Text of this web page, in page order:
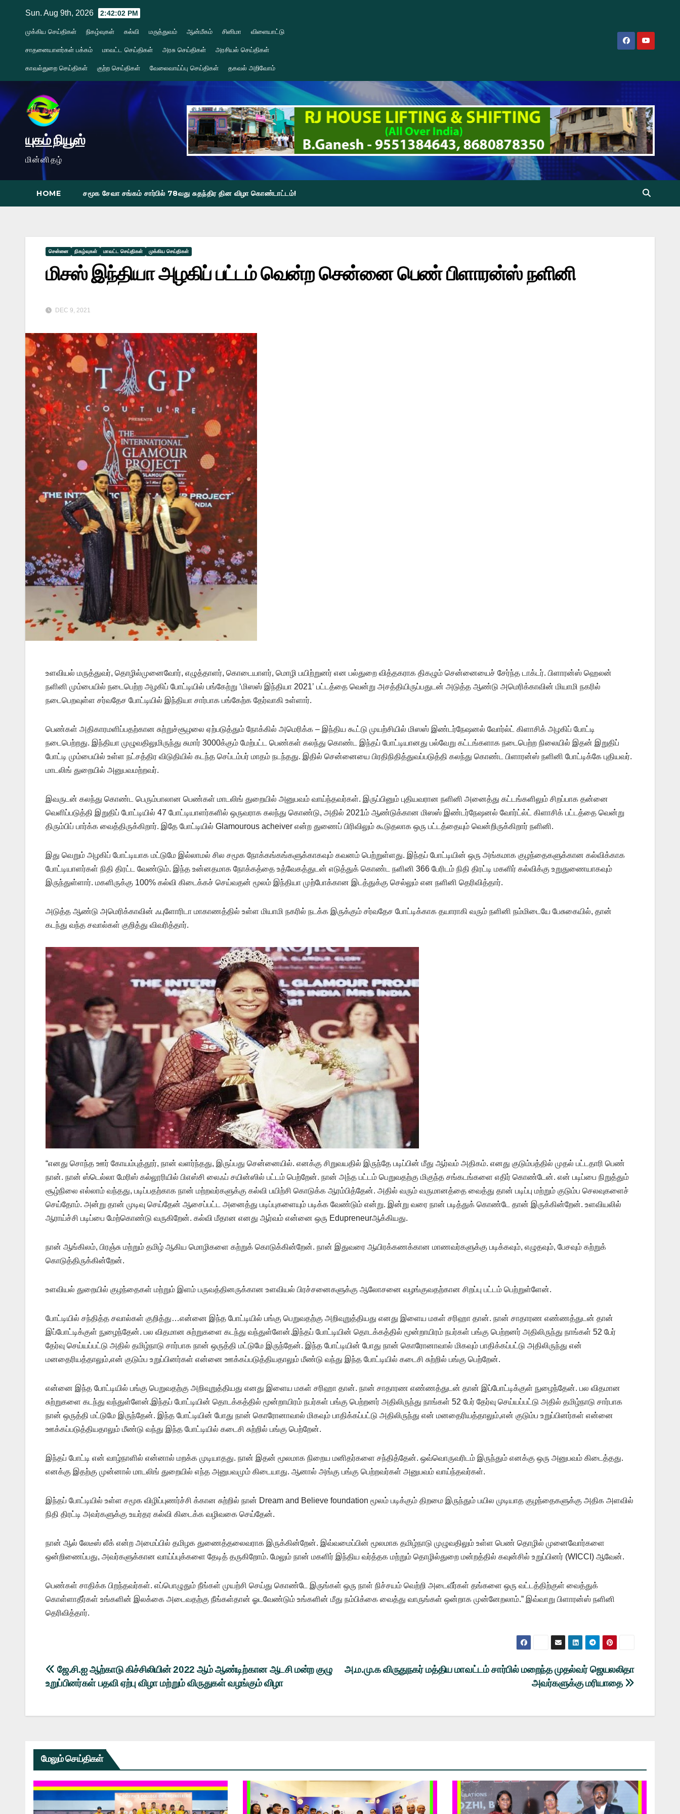
content
Sun. Aug 9th, 2026 2:42:03 PM
முக்கிய செய்திகள் நிகழ்வுகள் கல்வி மருத்துவம் ஆன்மீகம் சினிமா விளையாட்டு
சாதனையாளர்கள் பக்கம் மாவட்ட செய்திகள் அரசு செய்திகள் அரசியல் செய்திகள்
காவல்துறை செய்திகள் குற்ற செய்திகள் வேலைவாய்ப்பு செய்திகள் தகவல் அறிவோம்
யுகம் நியூஸ்
மின்னிதழ்
HOME சமூக சேவா சங்கம் சார்பில் 78வது சுதந்திர தின விழா கொண்டாட்டம்!
சென்னை நிகழ்வுகள் மாவட்ட செய்திகள் முக்கிய செய்திகள்
மிசஸ் இந்தியா அழகிப் பட்டம் வென்ற சென்னை பெண் பிளாரன்ஸ் நளினி
DEC 9, 2021
உளவியல் மருத்துவர், தொழில்முனைவோர், எழுத்தாளர், கொடையாளர், மொழி பயிற்றுனர் என பல்துறை வித்தகராக திகழும் சென்னையைச் சேர்ந்த டாக்டர். பிளாரன்ஸ் ஹெலன்
நளினி மும்பையில் நடைபெற்ற அழகிப் போட்டியில் பங்கேற்று ‘மிஸஸ் இந்தியா 2021’ பட்டத்தை வென்று அசத்தியிருப்பதுடன் அடுத்த ஆண்டு அமெரிக்காவின் மியாமி நகரில்
நடைபெறவுள்ள சர்வதேச போட்டியில் இந்தியா சார்பாக பங்கேற்க தேர்வாகி உள்ளார்.
பெண்கள் அதிகாரமளிப்பதற்கான சுற்றுச்சூழலை ஏற்படுத்தும் நோக்கில் அமெரிக்க – இந்திய கூட்டு முயற்சியில் மிஸஸ் இண்டர்நேஷனல் வோர்ல்ட் கிளாசிக் அழகிப் போட்டி
நடைபெற்றது. இந்தியா முழுவதிலுமிருந்து சுமார் 3000க்கும் மேற்பட்ட பெண்கள் கலந்து கொண்ட இந்தப் போட்டியானது பல்வேறு கட்டங்களாக நடைபெற்ற நிலையில் இதன் இறுதிப்
போட்டி மும்பையில் உள்ள நட்சத்திர விடுதியில் கடந்த செப்டம்பர் மாதம் நடந்தது. இதில் சென்னையை பிரதிநிதித்துவப்படுத்தி கலந்து கொண்ட பிளாரன்ஸ் நளினி போட்டிக்கே புதியவர்.
மாடலிங் துறையில் அனுபவமற்றவர்.
இவருடன் கலந்து கொண்ட பெரும்பாலான பெண்கள் மாடலிங் துறையில் அனுபவம் வாய்ந்தவர்கள். இருப்பினும் புதியவரான நளினி அனைத்து கட்டங்களிலும் சிறப்பாக தன்னை
வெளிப்படுத்தி இறுதிப் போட்டியில் 47 போட்டியாளர்களில் ஒருவராக கலந்து கொண்டு, அதில் 2021ம் ஆண்டுக்கான மிஸஸ் இண்டர்நேஷனல் வோர்ட்ல்ட் கிளாசிக் பட்டத்தை வென்று
திரும்பிப் பார்க்க வைத்திருக்கிறார். இதே போட்டியில் Glamourous acheiver என்ற துணைப் பிரிவிலும் கூடுதலாக ஒரு பட்டத்தையும் வென்றிருக்கிறார் நளினி.
இது வெறும் அழகிப் போட்டியாக மட்டுமே இல்லாமல் சில சமூக நோக்கங்கங்களுக்காகவும் கவனம் பெற்றுள்ளது. இந்தப் போட்டியின் ஒரு அங்கமாக குழந்தைகளுக்கான கல்விக்காக
போட்டியாளர்கள் நிதி திரட்ட வேண்டும். இந்த உன்னதமாக நோக்கத்தை உத்வேகத்துடன் எடுத்துக் கொண்ட நளினி 366 பேரிடம் நிதி திரட்டி மகளிர் கல்விக்கு உறுதுணையாகவும்
இருந்துள்ளார். மகளிருக்கு 100% கல்வி கிடைக்கச் செய்வதன் மூலம் இந்தியா முற்போக்கான இடத்துக்கு செல்லும் என நளினி தெரிவித்தார்.
அடுத்த ஆண்டு அமெரிக்காவின் ஃபுளோரிடா மாகாணத்தில் உள்ள மியாமி நகரில் நடக்க இருக்கும் சர்வதேச போட்டிக்காக தயாராகி வரும் நளினி நம்மிடையே பேசுகையில், தான்
கடந்து வந்த சவால்கள் குறித்து விவரித்தார்.
“எனது சொந்த ஊர் கோயம்புத்தூர், நான் வளர்ந்தது, இருப்பது சென்னையில். எனக்கு சிறுவயதில் இருந்தே படிப்பின் மீது ஆர்வம் அதிகம். எனது குடும்பத்தில் முதல் பட்டதாரி பெண்
நான். நான் ஸ்டெல்லா மேரிஸ் கல்லூரியில் பிஎஸ்சி லைஃப் சயின்ஸில் பட்டம் பெற்றேன். நான் அந்த பட்டம் பெறுவதற்கு மிகுந்த சங்கடங்களை எதிர் கொண்டேன். என் படிப்பை நிறுத்தும்
சூழ்நிலை எல்லாம் வந்தது, படிப்பதற்காக நான் மற்றவர்களுக்கு கல்வி பயிற்சி கொடுக்க ஆரம்பித்தேன். அதில் வரும் வருமானத்தை வைத்து தான் படிப்பு மற்றும் குடும்ப செலவுகளைச்
செய்தோம். அன்று தான் முடிவு செய்தேன் ஆசைப்பட்ட அனைத்து படிப்புகளையும் படிக்க வேண்டும் என்று. இன்று வரை நான் படித்துக் கொண்டே தான் இருக்கின்றேன். உளவியலில்
ஆராய்ச்சி படிப்பை மேற்கொண்டு வருகிறேன். கல்வி மீதான எனது ஆர்வம் என்னை ஒரு Edupreneurஆக்கியது.
நான் ஆங்கிலம், பிரஞ்சு மற்றும் தமிழ் ஆகிய மொழிகளை கற்றுக் கொடுக்கின்றேன். நான் இதுவரை ஆயிரக்கணக்கான மாணவர்களுக்கு படிக்கவும், எழுதவும், பேசவும் கற்றுக்
கொடுத்திருக்கின்றேன்.
உளவியல் துறையில் குழந்தைகள் மற்றும் இளம் பருவத்தினருக்கான உளவியல் பிரச்சனைகளுக்கு ஆலோசனை வழங்குவதற்கான சிறப்பு பட்டம் பெற்றுள்ளேன்.
போட்டியில் சந்தித்த சவால்கள் குறித்து…என்னை இந்த போட்டியில் பங்கு பெறுவதற்கு அறிவுறுத்தியது எனது இளைய மகள் சரிஹா தான். நான் சாதாரண எண்ணத்துடன் தான்
இப்போட்டிக்குள் நுழைந்தேன். பல விதமான சுற்றுகளை கடந்து வந்துள்ளேன்.இந்தப் போட்டியின் தொடக்கத்தில் மூன்றாயிரம் நபர்கள் பங்கு பெற்றனர் அதிலிருந்து நாங்கள் 52 பேர்
தேர்வு செய்யப்பட்டு அதில் தமிழ்நாடு சார்பாக நான் ஒருத்தி மட்டுமே இருந்தேன். இந்த போட்டியின் போது நான் கொரோனாவால் மிகவும் பாதிக்கப்பட்டு அதிலிருந்து என்
மனதைரியத்தாலும்,என் குடும்ப உறுப்பினர்கள் என்னை ஊக்கப்படுத்தியதாலும் மீண்டு வந்து இந்த போட்டியில் கடைசி சுற்றில் பங்கு பெற்றேன்.
என்னை இந்த போட்டியில் பங்கு பெறுவதற்கு அறிவுறுத்தியது எனது இளைய மகள் சரிஹா தான். நான் சாதாரண எண்ணத்துடன் தான் இப்போட்டிக்குள் நுழைந்தேன். பல விதமான
சுற்றுகளை கடந்து வந்துள்ளேன்.இந்தப் போட்டியின் தொடக்கத்தில் மூன்றாயிரம் நபர்கள் பங்கு பெற்றனர் அதிலிருந்து நாங்கள் 52 பேர் தேர்வு செய்யப்பட்டு அதில் தமிழ்நாடு சார்பாக
நான் ஒருத்தி மட்டுமே இருந்தேன். இந்த போட்டியின் போது நான் கொரோனாவால் மிகவும் பாதிக்கப்பட்டு அதிலிருந்து என் மனதைரியத்தாலும்,என் குடும்ப உறுப்பினர்கள் என்னை
ஊக்கப்படுத்தியதாலும் மீண்டு வந்து இந்த போட்டியில் கடைசி சுற்றில் பங்கு பெற்றேன்.
இந்தப் போட்டி என் வாழ்நாளில் என்னால் மறக்க முடியாதது. நான் இதன் மூலமாக நிறைய மனிதர்களை சந்தித்தேன். ஒவ்வொருவரிடம் இருந்தும் எனக்கு ஒரு அனுபவம் கிடைத்தது.
எனக்கு இதற்கு முன்னால் மாடலிங் துறையில் எந்த அனுபவமும் கிடையாது. ஆனால் அங்கு பங்கு பெற்றவர்கள் அனுபவம் வாய்ந்தவர்கள்.
இந்தப் போட்டியில் உள்ள சமூக விழிப்புணர்ச்சி க்கான சுற்றில் நான் Dream and Believe foundation மூலம் படிக்கும் திறமை இருந்தும் பயில முடியாத குழந்தைகளுக்கு அதிக அளவில்
நிதி திரட்டி அவர்களுக்கு உயர்தர கல்வி கிடைக்க வழிவகை செய்தேன்.
நான் ஆல் லேடீஸ் லீக் என்ற அமைப்பில் தமிழக துணைத்தலைவராக இருக்கின்றேன். இவ்வமைப்பின் மூலமாக தமிழ்நாடு முழுவதிலும் உள்ள பெண் தொழில் முனைவோர்களை
ஒன்றிணைப்பது, அவர்களுக்கான வாய்ப்புக்களை தேடித் தருகிறோம். மேலும் நான் மகளிர் இந்திய வர்த்தக மற்றும் தொழில்துறை மன்றத்தில் கவுன்சில் உறுப்பினர் (WICCI) ஆவேன்.
பெண்கள் சாதிக்க பிறந்தவர்கள். எப்பொழுதும் நீங்கள் முயற்சி செய்து கொண்டே இருங்கள் ஒரு நாள் நிச்சயம் வெற்றி அடைவீர்கள் தங்களை ஒரு வட்டத்திற்குள் வைத்துக்
கொள்ளாதீர்கள் உங்களின் இலக்கை அடைவதற்கு நீங்கள்தான் ஓடவேண்டும் உங்களின் மீது நம்பிக்கை வைத்து வாருங்கள் ஒன்றாக முன்னேறலாம்.” இவ்வாறு பிளாரன்ஸ் நளினி
தெரிவித்தார்.
Post
navigation
அ.ம.மு.க விருதுநகர் மத்திய மாவட்டம் சார்பில் மறைந்த முதல்வர் ஜெயலலிதா
அவர்களுக்கு மரியாதை
ஜே.சி.ஐ ஆற்காடு கிச்சிலியின் 2022 ஆம் ஆண்டிற்கான ஆடசி மன்ற குழு
உறுப்பினர்கள் பதவி ஏற்பு விழா மற்றும் விருதுகள் வழங்கும் விழா
மேலும் செய்திகள்